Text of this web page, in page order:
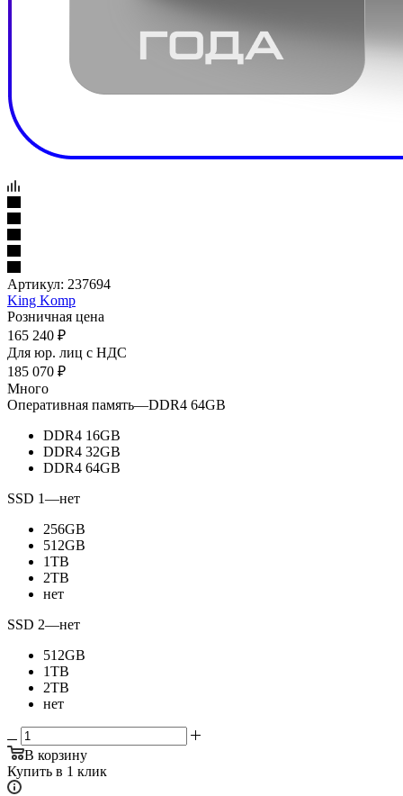
Артикул: 237694
King Komp
Розничная цена
165 240 ₽
Для юр. лиц c НДС
185 070 ₽
Много
Оперативная память—DDR4 64GB
DDR4 16GB
DDR4 32GB
DDR4 64GB
SSD 1—нет
256GB
512GB
1TB
2TB
нет
SSD 2—нет
512GB
1TB
2TB
нет
В корзину
Купить в 1 клик